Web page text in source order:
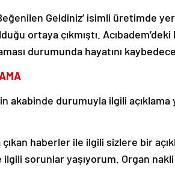
Geldiniz’ isimli üretimde yer
ortaya çıkmıştı.
durumunda hayatını
akabinde durumuyla ilgili
çıkan haberler ile ilgili sizlere bir
sorunlar yaşıyorum. Organ